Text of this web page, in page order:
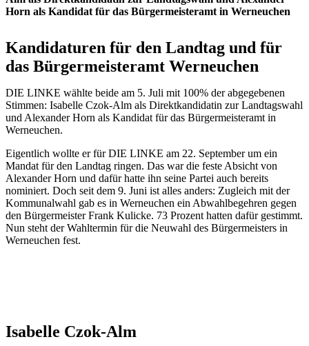
Horn als Kandidat für das Bürgermeisteramt in Werneuchen
Kandidaturen für den Landtag und für
das Bürgermeisteramt Werneuchen
DIE LINKE wählte beide am 5. Juli mit 100% der abgegebenen
Stimmen: Isabelle Czok-Alm als Direktkandidatin zur Landtagswahl
und Alexander Horn als Kandidat für das Bürgermeisteramt in
Werneuchen.
Eigentlich wollte er für DIE LINKE am 22. September um ein
Mandat für den Landtag ringen. Das war die feste Absicht von
Alexander Horn und dafür hatte ihn seine Partei auch bereits
nominiert. Doch seit dem 9. Juni ist alles anders: Zugleich mit der
Kommunalwahl gab es in Werneuchen ein Abwahlbegehren gegen
den Bürgermeister Frank Kulicke. 73 Prozent hatten dafür gestimmt.
Nun steht der Wahltermin für die Neuwahl des Bürgermeisters in
Werneuchen fest.
Isabelle Czok-Alm